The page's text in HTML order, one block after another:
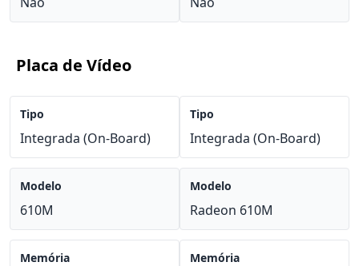
Placa de Vídeo
Tipo
Integrada (On-Board)
Modelo
610M
Memória
Tipo
Integrada (On-Board)
Modelo
Radeon 610M
Memória